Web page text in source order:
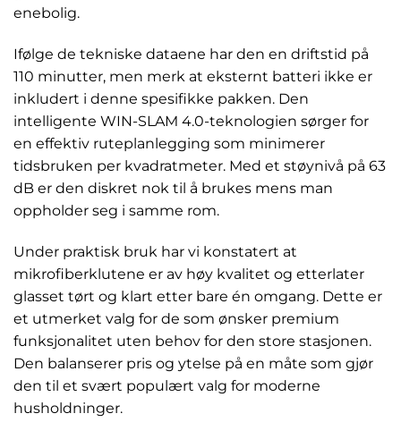
enebolig.
Ifølge de tekniske dataene har den en driftstid på
110 minutter, men merk at eksternt batteri ikke er
inkludert i denne spesifikke pakken. Den
intelligente WIN-SLAM 4.0-teknologien sørger for
en effektiv ruteplanlegging som minimerer
tidsbruken per kvadratmeter. Med et støynivå på 63
dB er den diskret nok til å brukes mens man
oppholder seg i samme rom.
Under praktisk bruk har vi konstatert at
mikrofiberklutene er av høy kvalitet og etterlater
glasset tørt og klart etter bare én omgang. Dette er
et utmerket valg for de som ønsker premium
funksjonalitet uten behov for den store stasjonen.
Den balanserer pris og ytelse på en måte som gjør
den til et svært populært valg for moderne
husholdninger.